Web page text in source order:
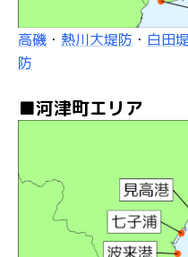
高磯 ・ 熱川大堤防 ・ 白田
防
■河津町エリア